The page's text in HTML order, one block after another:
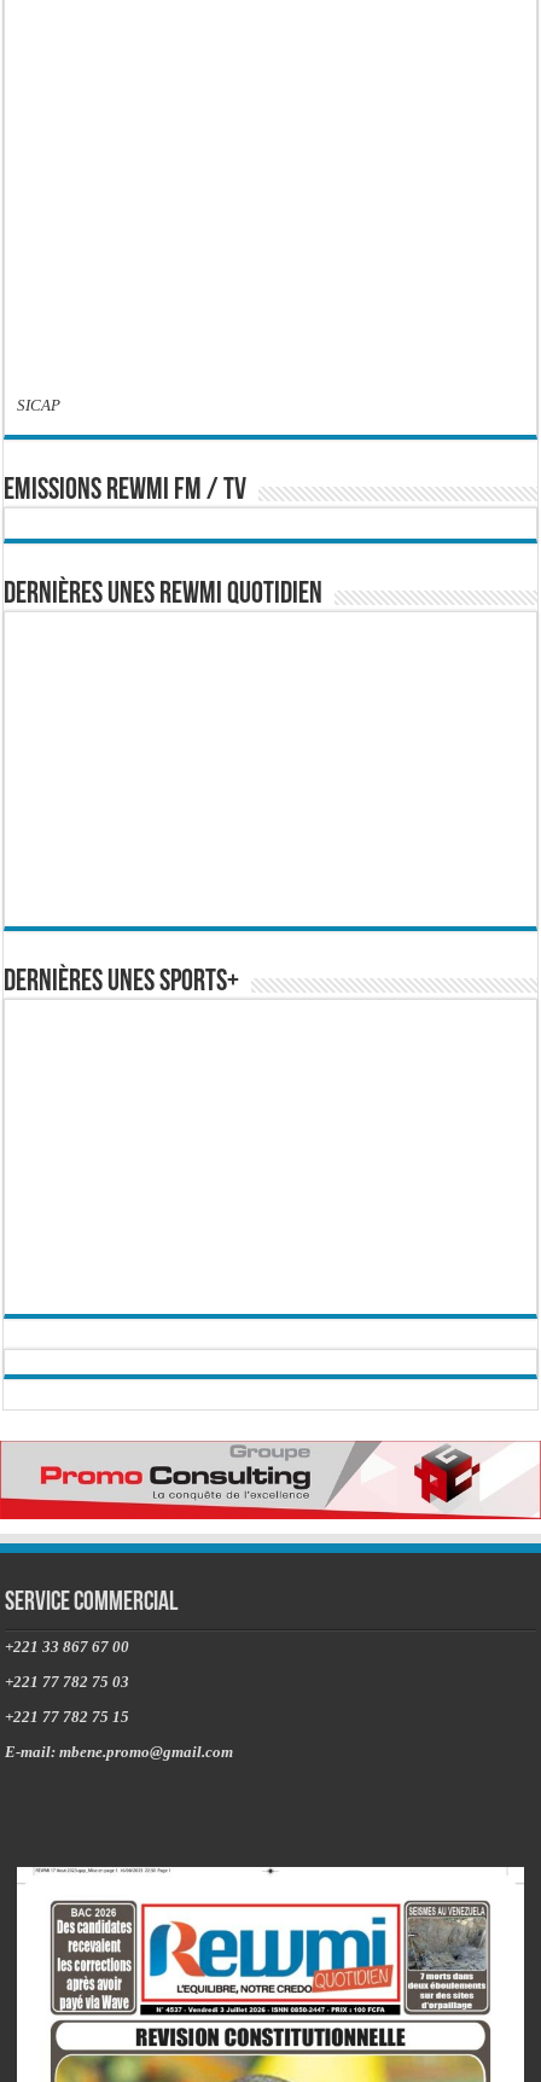
SICAP
EMISSIONS REWMI FM / TV
Dernières Unes Rewmi Quotidien
Dernières Unes Sports+
Service commercial
+221 33 867 67 00
+221 77 782 75 03
+221 77 782 75 15
E-mail: mbene.promo@gmail.com